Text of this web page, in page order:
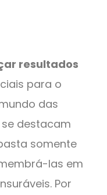
resultados
para o
das
destacam
somente
las em
Por